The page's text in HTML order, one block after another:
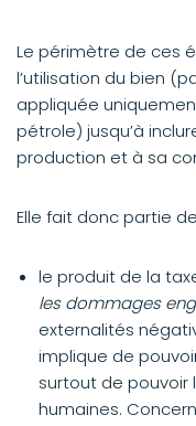
Le périmètre de ces
l’utilisation du bien
appliquée
pétrole) jusqu’à
production et à sa
Elle fait donc partie
le produit de la
les dommages
externalités
implique de
surtout de pouvoir
humaines.